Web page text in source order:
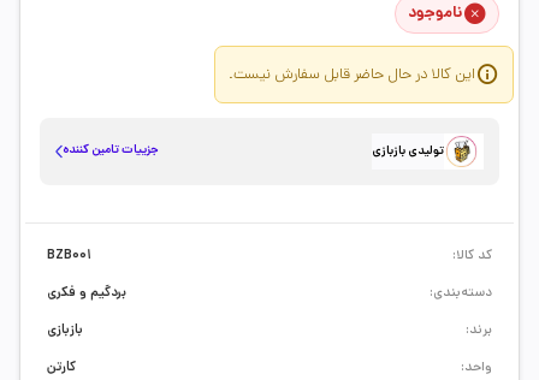
ناموجود
این کالا در حال حاضر قابل سفارش نیست.
تولیدی بازبازی جزییات تامین کننده
کد کالا:
BZB001
دسته‌بندی:
بردگیم و فکری
برند:
بازبازی
واحد:
کارتن